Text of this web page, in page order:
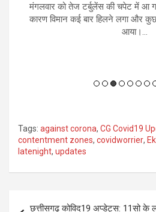
मंगलवार को तेज टर्बुलेंस की चपेट में
कारण विमान कई बार हिलने लगा और
आया।...
Tags: against corona, CG Covid19
contentment zones, covidworrier,
latenight, updates
छत्तीसगढ़ कोविद19 अप्डेट्स: 11सो के